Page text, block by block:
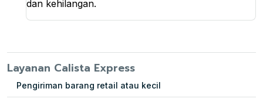
dan kehilangan.
Layanan Calista Express
Pengiriman barang retail atau kecil